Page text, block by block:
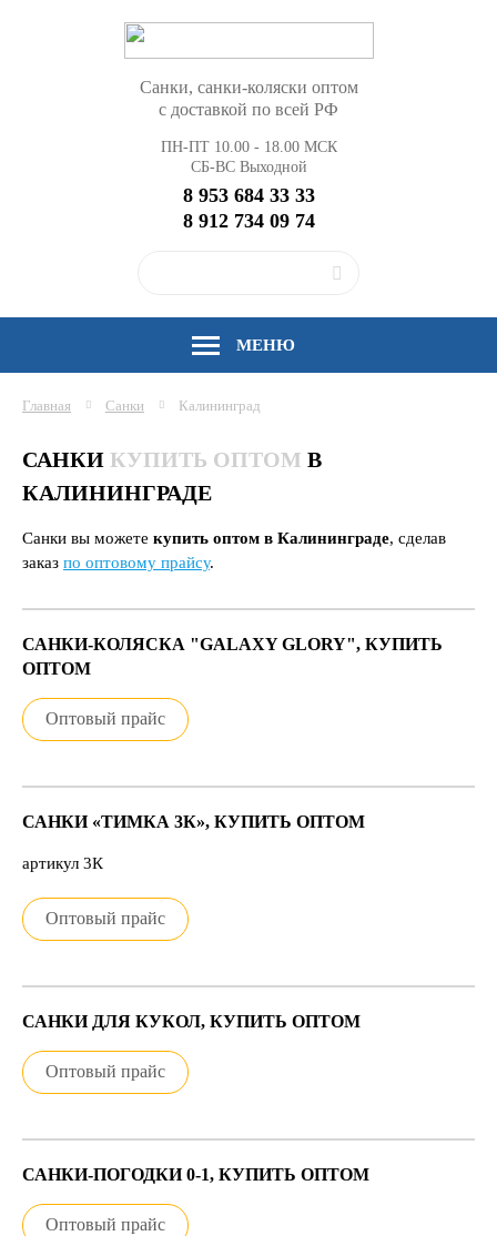
Санки, санки-коляски оптом
с доставкой по всей РФ
ПН-ПТ 10.00 - 18.00 МСК
СБ-ВС Выходной
8 953 684 33 33
8 912 734 09 74
МЕНЮ
Главная Санки Калининград
САНКИ КУПИТЬ ОПТОМ В
КАЛИНИНГРАДЕ
Санки вы можете купить оптом в Калининграде, сделав
заказ по оптовому прайсу.
САНКИ-КОЛЯСКА "GALAXY GLORY", КУПИТЬ
ОПТОМ
Оптовый прайс
САНКИ «ТИМКА 3К», КУПИТЬ ОПТОМ
артикул 3К
Оптовый прайс
САНКИ ДЛЯ КУКОЛ, КУПИТЬ ОПТОМ
Оптовый прайс
САНКИ-ПОГОДКИ 0-1, КУПИТЬ ОПТОМ
Оптовый прайс